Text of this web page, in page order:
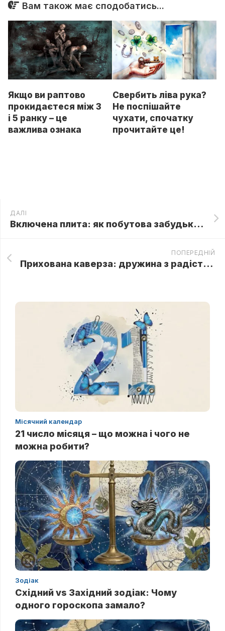
Вам також має сподобатись...
Якщо ви раптово
прокидаєтеся між 3
і 5 ранку – це
важлива ознака
Свербить ліва рука?
Не поспішайте
чухати, спочатку
прочитайте це!
ДАЛІ
Включена плита: як побутова забудькуватість допомогла Ірині дізнатися правду про свекруху
ПОПЕРЕДНІЙ
Прихована каверза: дружина з радістю поступилася чоловікові, знаючи, який сюрприз чекає на нову власницю
Місячний календар
21 число місяця – що можна і чого не
можна робити?
Зодіак
Східний vs Західний зодіак: Чому
одного гороскопа замало?